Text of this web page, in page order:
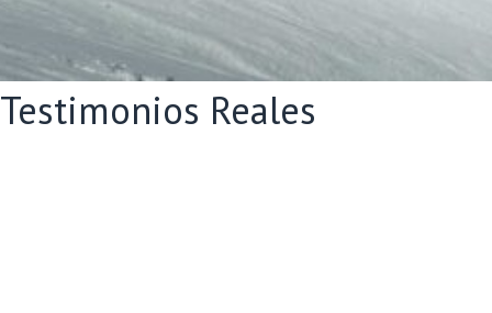
Testimonios Reales